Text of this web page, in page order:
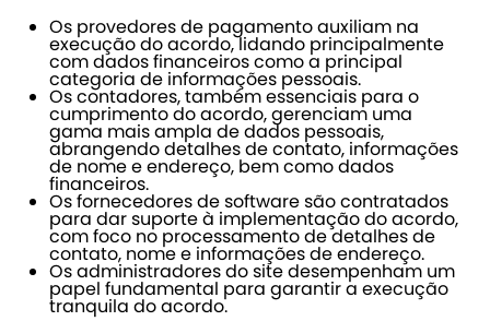
Os provedores de pagamento auxiliam na
execução do acordo, lidando principalmente
com dados financeiros como a principal
categoria de informações pessoais.
Os contadores, também essenciais para o
cumprimento do acordo, gerenciam uma
gama mais ampla de dados pessoais,
abrangendo detalhes de contato, informações
de nome e endereço, bem como dados
financeiros.
Os fornecedores de software são contratados
para dar suporte à implementação do acordo,
com foco no processamento de detalhes de
contato, nome e informações de endereço.
Os administradores do site desempenham um
papel fundamental para garantir a execução
tranquila do acordo.